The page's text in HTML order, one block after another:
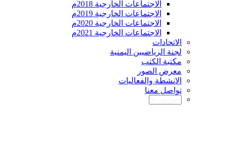
الاجتماعات الخارجية 2018م
الاجتماعات الخارجية 2019م
الاجتماعات الخارجية 2020م
الاجتماعات الخارجية 2021م
الاتحادات
لجنة الرياضيين اليمنية
مكتبة الكتب
معرض الصور
الانشطة والفعاليات
تواصل معنا